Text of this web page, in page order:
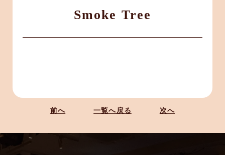
Smoke Tree
前へ 一覧へ戻る 次へ